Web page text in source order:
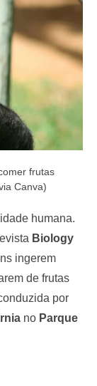
frutas
Canva)
humana.
Biology
ingerem
de frutas
por
no Parque